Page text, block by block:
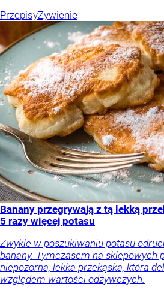
PrzepisyŻywienie
Banany przegrywają z tą lekką
5 razy więcej potasu
Zwykle w poszukiwaniu potasu
banany. Tymczasem na sklepowych
niepozorna, lekka przekąska, która
względem wartości odżywczych.